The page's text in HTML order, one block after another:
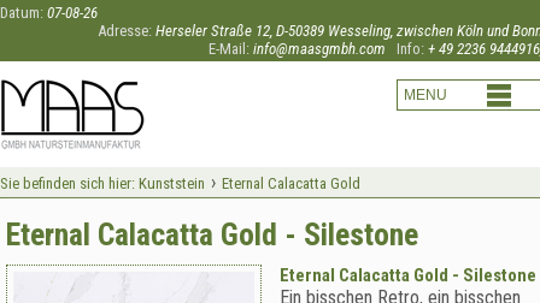
Datum: 07-08-26
Adresse: Herseler Straße 12, D-50389 Wesseling, zwischen Köln und
Info: + 49 2236 9444916
E-Mail: info@maasgmbh.com
Sie befinden sich hier: Kunststein › Eternal Calacatta Gold
Eternal Calacatta Gold - Silestone
Eternal Calacatta Gold - Silestone
Ein bisschen Retro, ein bisschen